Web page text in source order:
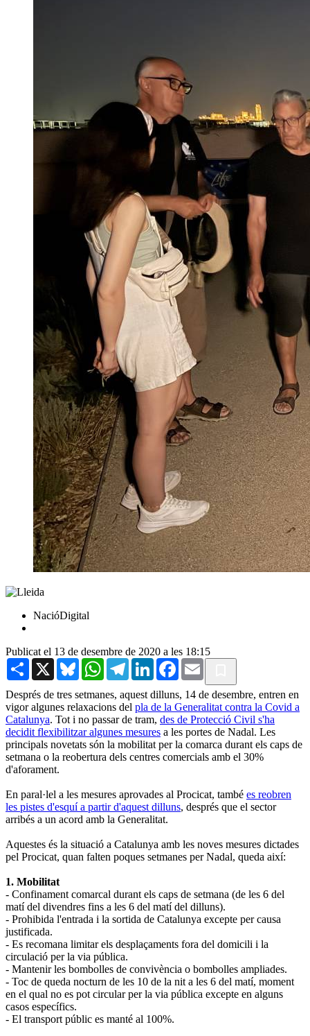
NacióDigital
Publicat el 13 de desembre de 2020 a les 18:15
Share X BlueskyWhatsAppTelegramLinkedInFacebook
Email
Després de tres setmanes, aquest dilluns, 14 de desembre, entren en
vigor algunes relaxacions del pla de la Generalitat contra la Covid a
Catalunya. Tot i no passar de tram, des de Protecció Civil s'ha
decidit flexibilitzar algunes mesures a les portes de Nadal. Les
principals novetats són la mobilitat per la comarca durant els caps de
setmana o la reobertura dels centres comercials amb el 30%
d'aforament.
En paral·lel a les mesures aprovades al Procicat, també es reobren
les pistes d'esquí a partir d'aquest dilluns, després que el sector
arribés a un acord amb la Generalitat.
Aquestes és la situació a Catalunya amb les noves mesures dictades
pel Procicat, quan falten poques setmanes per Nadal, queda així:
1. Mobilitat
- Confinament comarcal durant els caps de setmana (de les 6 del
matí del divendres fins a les 6 del matí del dilluns).
- Prohibida l'entrada i la sortida de Catalunya excepte per causa
justificada.
- Es recomana limitar els desplaçaments fora del domicili i la
circulació per la via pública.
- Mantenir les bombolles de convivència o bombolles ampliades.
- Toc de queda nocturn de les 10 de la nit a les 6 del matí, moment
en el qual no es pot circular per la via pública excepte en alguns
casos específics.
- El transport públic es manté al 100%.